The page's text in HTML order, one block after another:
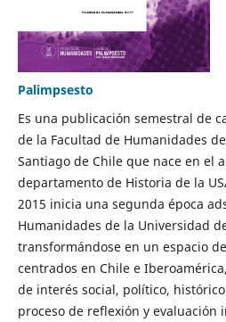
Palimpsesto
Es una publicación semestral de
de la Facultad de Humanidades
Santiago de Chile que nace en el
departamento de Historia de la
2015 inicia una segunda época
Humanidades de la Universidad
transformándose en un espacio
centrados en Chile e
de interés social, político,
proceso de reflexión y evaluación